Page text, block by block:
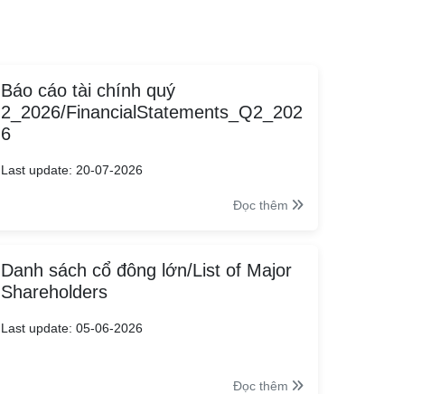
Báo cáo tài chính quý
2_2026/FinancialStatements_Q2_202
6
Last update: 20-07-2026
Đọc thêm
Danh sách cổ đông lớn/List of Major
Shareholders
Last update: 05-06-2026
Đọc thêm